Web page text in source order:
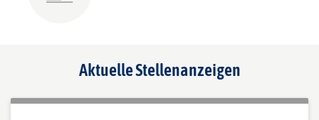
Aktuelle Stellenanzeigen